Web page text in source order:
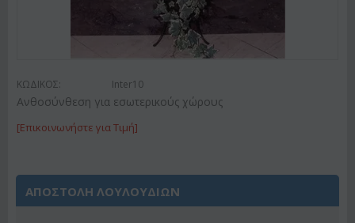
ΚΩΔΙΚΟΣ: Inter10
Ανθοσύνθεση για εσωτερικούς χώρους
[Επικοινωνήστε για Τιμή]
ΑΠΟΣΤΟΛΗ ΛΟΥΛΟΥΔΙΩΝ